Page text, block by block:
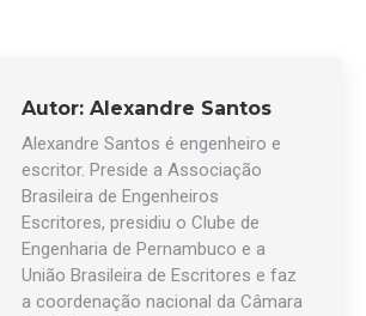
Autor: Alexandre Santos
Alexandre Santos é engenheiro e
escritor. Preside a Associação
Brasileira de Engenheiros
Escritores, presidiu o Clube de
Engenharia de Pernambuco e a
União Brasileira de Escritores e faz
a coordenação nacional da Câmara